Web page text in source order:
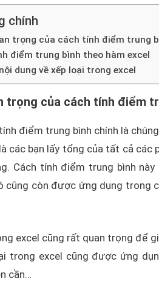
chính
trọng của cách tính điểm trung
điểm trung bình theo hàm excel
dung về xếp loại trong excel
trọng của cách tính điểm
điểm trung bình chính là
các bạn lấy tổng của tất cả
Cách tính điểm trung bình
cũng còn được ứng dụng trong
excel cũng rất quan trọng để
trong excel cũng được ứng
cần…